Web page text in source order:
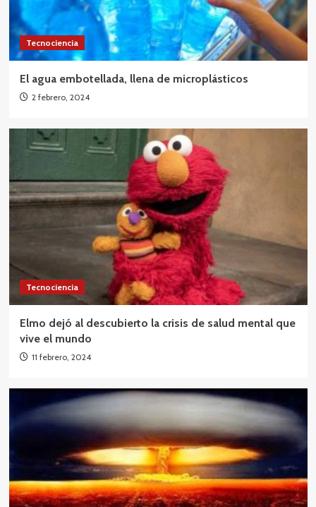
Tecnociencia
El agua embotellada, llena de microplásticos
2 febrero, 2024
Tecnociencia
Elmo dejó al descubierto la crisis de salud mental que
vive el mundo
11 febrero, 2024